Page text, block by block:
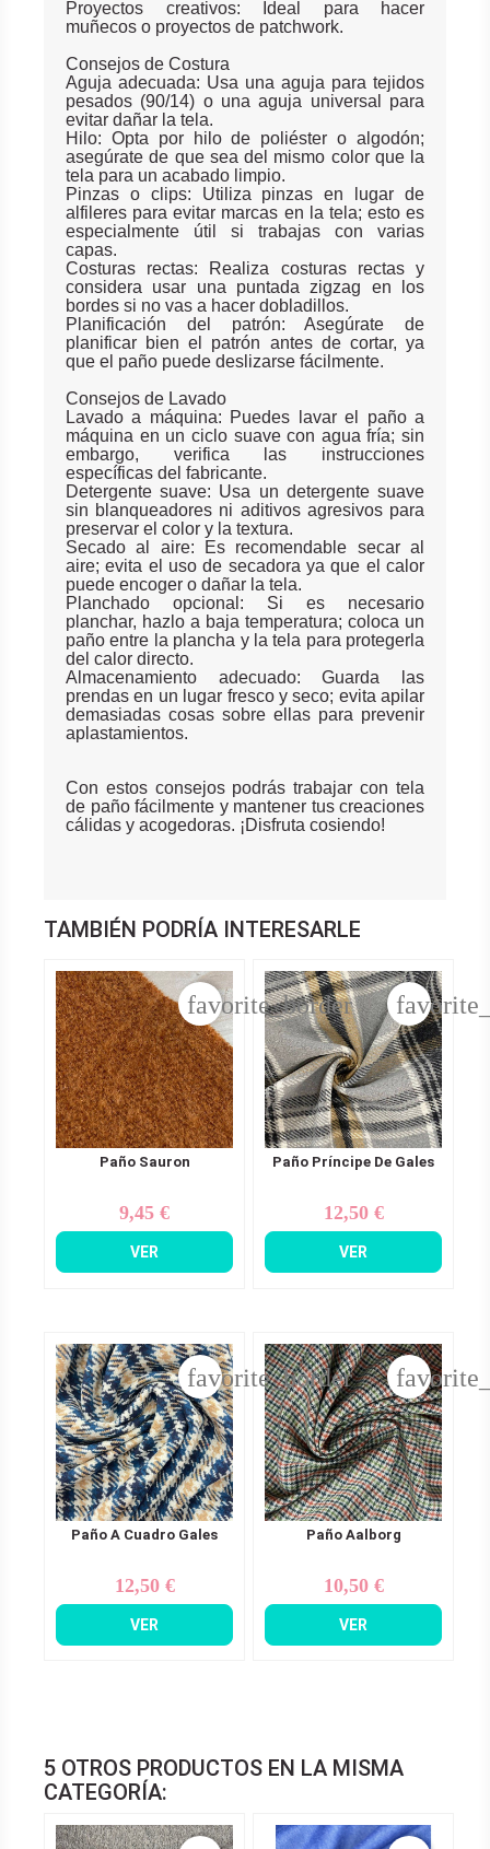
Proyectos creativos: Ideal para hacer
muñecos o proyectos de patchwork.
Consejos de Costura
Aguja adecuada: Usa una aguja para tejidos
pesados (90/14) o una aguja universal para
evitar dañar la tela.
Hilo: Opta por hilo de poliéster o algodón;
asegúrate de que sea del mismo color que la
tela para un acabado limpio.
Pinzas o clips: Utiliza pinzas en lugar de
alfileres para evitar marcas en la tela; esto es
especialmente útil si trabajas con varias
capas.
Costuras rectas: Realiza costuras rectas y
considera usar una puntada zigzag en los
bordes si no vas a hacer dobladillos.
Planificación del patrón: Asegúrate de
planificar bien el patrón antes de cortar, ya
que el paño puede deslizarse fácilmente.
Consejos de Lavado
Lavado a máquina: Puedes lavar el paño a
máquina en un ciclo suave con agua fría; sin
embargo, verifica las instrucciones
específicas del fabricante.
Detergente suave: Usa un detergente suave
sin blanqueadores ni aditivos agresivos para
preservar el color y la textura.
Secado al aire: Es recomendable secar al
aire; evita el uso de secadora ya que el calor
puede encoger o dañar la tela.
Planchado opcional: Si es necesario
planchar, hazlo a baja temperatura; coloca un
paño entre la plancha y la tela para protegerla
del calor directo.
Almacenamiento adecuado: Guarda las
prendas en un lugar fresco y seco; evita apilar
demasiadas cosas sobre ellas para prevenir
aplastamientos.
Con estos consejos podrás trabajar con tela
de paño fácilmente y mantener tus creaciones
cálidas y acogedoras. ¡Disfruta cosiendo!
TAMBIÉN PODRÍA INTERESARLE
Paño Sauron
Precio
9,45 €
VER
favorite_border
Paño Príncipe De Gales
Precio
12,50 €
VER
Paño A Cuadro Gales
Precio
12,50 €
VER
favorite_border
Paño Aalborg
Precio
10,50 €
VER
5 OTROS PRODUCTOS EN LA MISMA
CATEGORÍA: